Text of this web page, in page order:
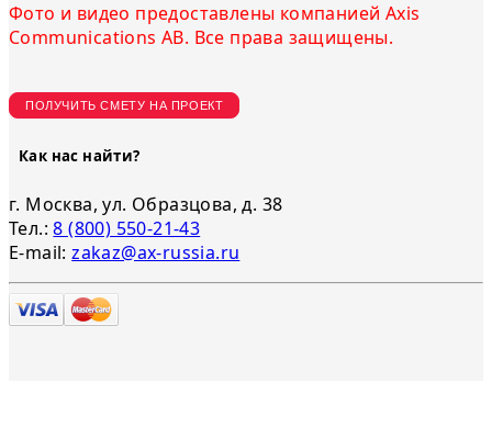
Фото и видео предоставлены компанией Axis
Communications AB. Все права защищены.
ПОЛУЧИТЬ СМЕТУ НА ПРОЕКТ
Как нас найти?
г. Москва, ул. Образцова, д. 38
Тел.:8 (800) 550-21-43
E-mail:zakaz@ax-russia.ru